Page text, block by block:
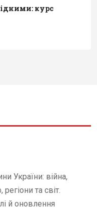
курс
України: війна,
та світ.
й оновлення